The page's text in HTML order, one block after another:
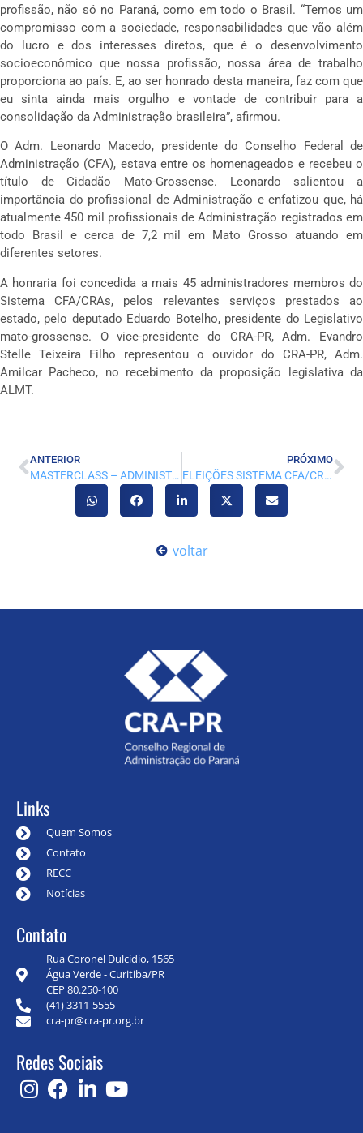
profissão, não só no Paraná, como em todo o Brasil. “Temos um
compromisso com a sociedade, responsabilidades que vão além
do lucro e dos interesses diretos, que é o desenvolvimento
socioeconômico que nossa profissão, nossa área de trabalho
proporciona ao país. E, ao ser honrado desta maneira, faz com que
eu sinta ainda mais orgulho e vontade de contribuir para a
consolidação da Administração brasileira”, afirmou.
O Adm. Leonardo Macedo, presidente do Conselho Federal de
Administração (CFA), estava entre os homenageados e recebeu o
título de Cidadão Mato-Grossense. Leonardo salientou a
importância do profissional de Administração e enfatizou que, há
atualmente 450 mil profissionais de Administração registrados em
todo Brasil e cerca de 7,2 mil em Mato Grosso atuando em
diferentes setores.
A honraria foi concedida a mais 45 administradores membros do
Sistema CFA/CRAs, pelos relevantes serviços prestados ao
estado, pelo deputado Eduardo Botelho, presidente do Legislativo
mato-grossense. O vice-presidente do CRA-PR, Adm. Evandro
Stelle Teixeira Filho representou o ouvidor do CRA-PR, Adm.
Amilcar Pacheco, no recebimento da proposição legislativa da
ALMT.
ANTERIOR
MASTERCLASS – ADMINISTRAÇÃO MENTES BLINDADAS
PRÓXIMO
ELEIÇÕES SISTEMA CFA/CRAS 2024 INFORMAÇÕES GERAIS
voltar
Links
Quem Somos
Contato
RECC
Notícias
Contato
Rua Coronel Dulcídio, 1565
Água Verde - Curitiba/PR
CEP 80.250-100
(41) 3311-5555
cra-pr@cra-pr.org.br
Redes Sociais